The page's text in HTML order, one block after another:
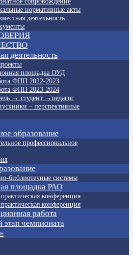
нормативные акты
деятельность
деятельность
площадка ОУД
ФПП 2022-2023
ФПП 2023-2024
→ студент →педагог
– перспективные
образование
профессиональное
библиотечные системы
площадка РАО
конференция
конференция
работа
этап чемпионата